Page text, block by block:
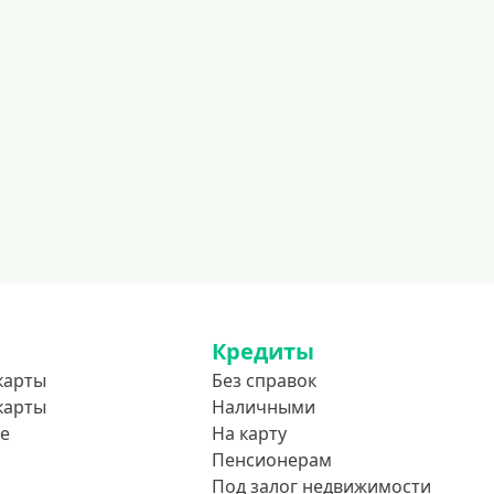
Visa Classic
UnionPay
Премиум
Кредиты
Без справок
Наличными
На карту
Пенсионерам
Под залог недвижимости